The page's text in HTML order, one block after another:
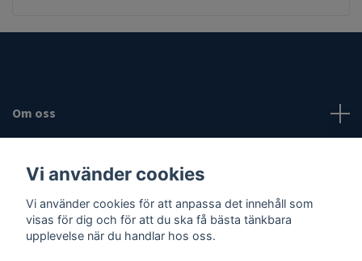
Om oss
Sociala medier
Vi använder cookies
Vi använder cookies för att anpassa det innehåll som
visas för dig och för att du ska få bästa tänkbara
upplevelse när du handlar hos oss.